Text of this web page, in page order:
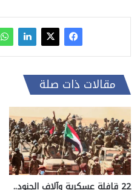
مقالات ذات صلة